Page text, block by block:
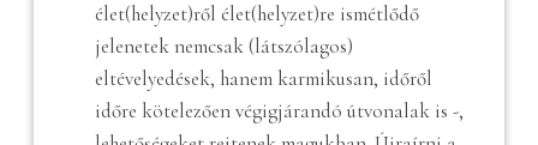
élet(helyzet)ről élet(helyzet)re ismétlődő
jelenetek nemcsak (látszólagos)
eltévelyedések, hanem karmikusan, időről
időre kötelezően végigjárandó útvonalak is -,